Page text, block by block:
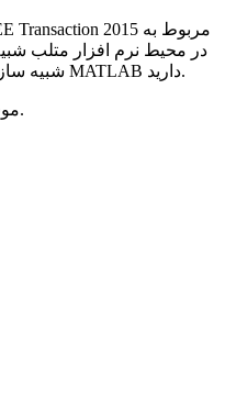
در محیط نرم افزار متلب
شبیه سازی نیاز به استفاده از نسخه 2016 MATLAB دارید.
موفق باشید.